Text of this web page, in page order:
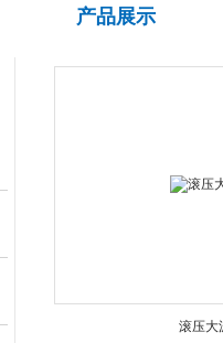
产品展示
滚压大